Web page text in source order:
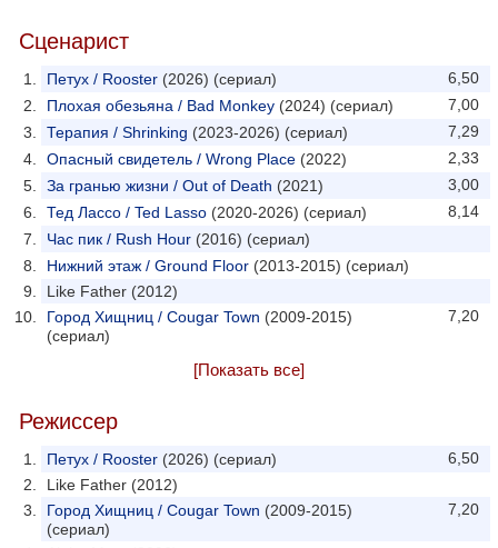
Сценарист
6,50
Петух / Rooster (2026) (сериал)
7,00
Плохая обезьяна / Bad Monkey (2024) (сериал)
7,29
Терапия / Shrinking (2023-2026) (сериал)
2,33
Опасный свидетель / Wrong Place (2022)
3,00
За гранью жизни / Out of Death (2021)
8,14
Тед Лассо / Ted Lasso (2020-2026) (сериал)
Час пик / Rush Hour (2016) (сериал)
Нижний этаж / Ground Floor (2013-2015) (сериал)
Like Father (2012)
7,20
Город Хищниц / Cougar Town (2009-2015)
(сериал)
[Показать все]
Режиссер
6,50
Петух / Rooster (2026) (сериал)
Like Father (2012)
7,20
Город Хищниц / Cougar Town (2009-2015)
(сериал)